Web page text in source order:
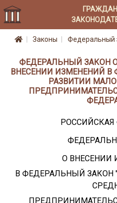
Законы Федеральный
ФЕДЕРАЛЬНЫЙ ЗАКОН
ВНЕСЕНИИ ИЗМЕНЕНИЙ
РАЗВИТИИ
О ВНЕСЕНИИ
В ФЕДЕРАЛЬНЫЙ ЗАКОН